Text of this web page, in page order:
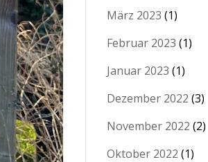
März 2023 (1)
Februar 2023 (1)
Januar 2023 (1)
Dezember 2022 (3)
November 2022 (2)
Oktober 2022 (1)